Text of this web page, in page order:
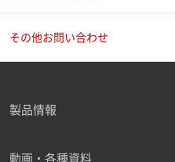
その他お問い合わせ
製品情報
動画・各種資料